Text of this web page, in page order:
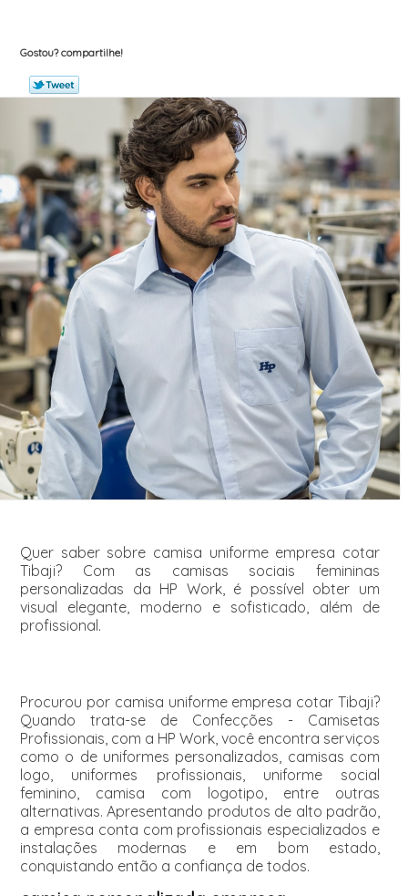
Gostou? compartilhe!
Quer saber sobre camisa uniforme empresa cotar
Tibaji? Com as camisas sociais femininas
personalizadas da HP Work, é possível obter um
visual elegante, moderno e sofisticado, além de
profissional.
Procurou por camisa uniforme empresa cotar Tibaji?
Quando trata-se de Confecções - Camisetas
Profissionais, com a HP Work, você encontra serviços
como o de uniformes personalizados, camisas com
logo, uniformes profissionais, uniforme social
feminino, camisa com logotipo, entre outras
alternativas. Apresentando produtos de alto padrão,
a empresa conta com profissionais especializados e
instalações modernas e em bom estado,
conquistando então a confiança de todos.